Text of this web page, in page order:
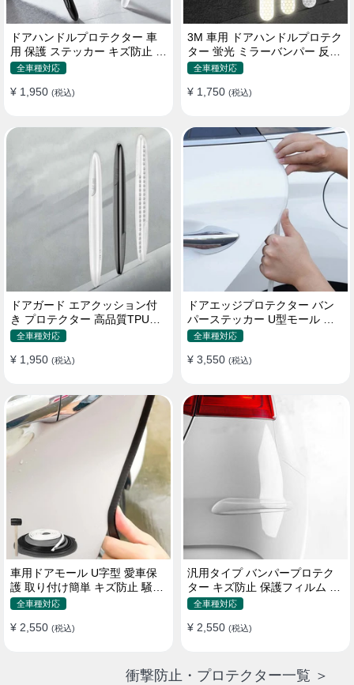
ドアハンドルプロテクター 車
用 保護 ステッカー キズ防止 高
品質TPU製 4枚セット
全車種対応
¥ 1,950 (税込)
3M 車用 ドアハンドルプロテク
ター 蛍光 ミラーバンパー 反射
ステッカー 保護フィルム
全車種対応
¥ 1,750 (税込)
ドアガード エアクッション付
き プロテクター 高品質TPU製
キズ防止 取り付け簡単
全車種対応
¥ 1,950 (税込)
ドアエッジプロテクター バン
パーステッカー U型モール キ
ズ防止 取り付け簡単 騒音低減
全車種対応
¥ 3,550 (税込)
車用ドアモール U字型 愛車保
護 取り付け簡単 キズ防止 騒音
低減 5m バンパーストリップ
全車種対応
¥ 2,550 (税込)
汎用タイプ バンパープロテク
ター キズ防止 保護フィルム 取
り付け簡単 フィット感抜群
全車種対応
¥ 2,550 (税込)
衝撃防止・プロテクター一覧 ＞